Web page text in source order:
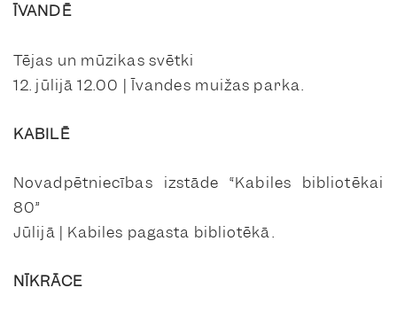
ĪVANDĒ
Tējas un mūzikas svētki
12. jūlijā 12.00 | Īvandes muižas parka.
KABILĒ
Novadpētniecības izstāde “Kabiles bibliotēkai
80”
Jūlijā | Kabiles pagasta bibliotēkā.
NĪKRĀCE